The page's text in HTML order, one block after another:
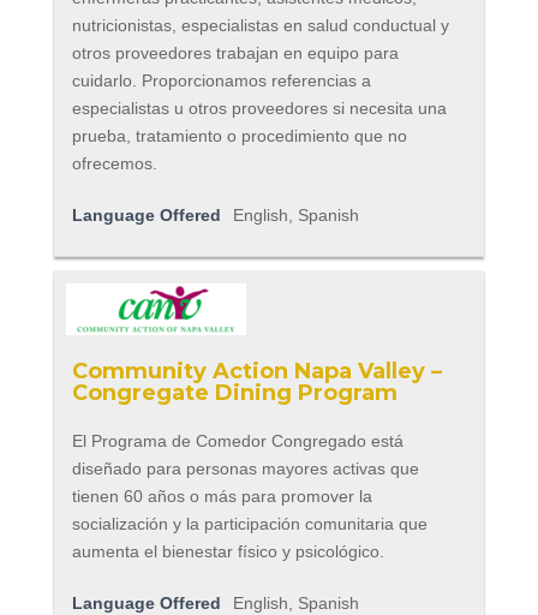
nutricionistas, especialistas en salud conductual y
otros proveedores trabajan en equipo para
cuidarlo. Proporcionamos referencias a
especialistas u otros proveedores si necesita una
prueba, tratamiento o procedimiento que no
ofrecemos.
Language Offered English, Spanish
Community Action Napa Valley –
Congregate Dining Program
El Programa de Comedor Congregado está
diseñado para personas mayores activas que
tienen 60 años o más para promover la
socialización y la participación comunitaria que
aumenta el bienestar físico y psicológico.
Language Offered English, Spanish